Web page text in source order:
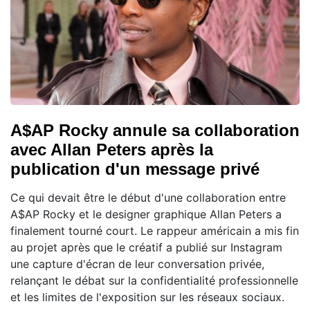
A$AP Rocky annule sa collaboration
avec Allan Peters après la
publication d'un message privé
Ce qui devait être le début d'une collaboration entre
A$AP Rocky et le designer graphique Allan Peters a
finalement tourné court. Le rappeur américain a mis fin
au projet après que le créatif a publié sur Instagram
une capture d'écran de leur conversation privée,
relançant le débat sur la confidentialité professionnelle
et les limites de l'exposition sur les réseaux sociaux.